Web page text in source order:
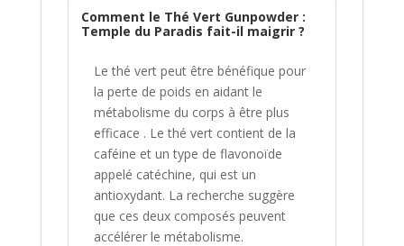
Comment le Thé Vert Gunpowder :
Temple du Paradis fait-il maigrir ?
Le thé vert peut être bénéfique pour
la perte de poids en aidant le
métabolisme du corps à être plus
efficace . Le thé vert contient de la
caféine et un type de flavonoïde
appelé catéchine, qui est un
antioxydant. La recherche suggère
que ces deux composés peuvent
accélérer le métabolisme.